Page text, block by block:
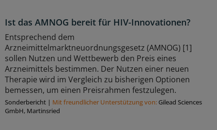
Ist das AMNOG bereit für HIV-Innovationen?
Entsprechend dem
Arzneimittelmarktneuordnungsgesetz (AMNOG) [1]
sollen Nutzen und Wettbewerb den Preis eines
Arzneimittels bestimmen. Der Nutzen einer neuen
Therapie wird im Vergleich zu bisherigen Optionen
bemessen, um einen Preisrahmen festzulegen.
Sonderbericht | Mit freundlicher Unterstützung von: Gilead Sciences
GmbH, Martinsried